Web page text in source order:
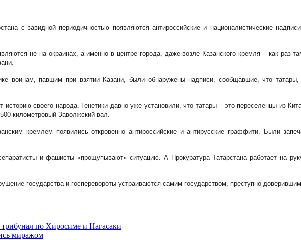
с завидной периодичностью появляются антироссийские и националистические
не на окраинах, а именно в центре города, даже возле Казанского кремля – как раз
воинам, павшим при взятии Казани, были обнаружены надписи, сообщавшие, что
историю своего народа. Генетики давно уже установили, что татары – это переселенцы из
километровый Заволжский вал.
кремлем появились откровенно антироссийские и антирусские граффити. Были
и фашисты «прощупывают» ситуацию. А Прокуратура Татарстана работает на
государства и госперевороты устраиваются самим государством, преступно
по Хиросиме и Нагасаки
миражом